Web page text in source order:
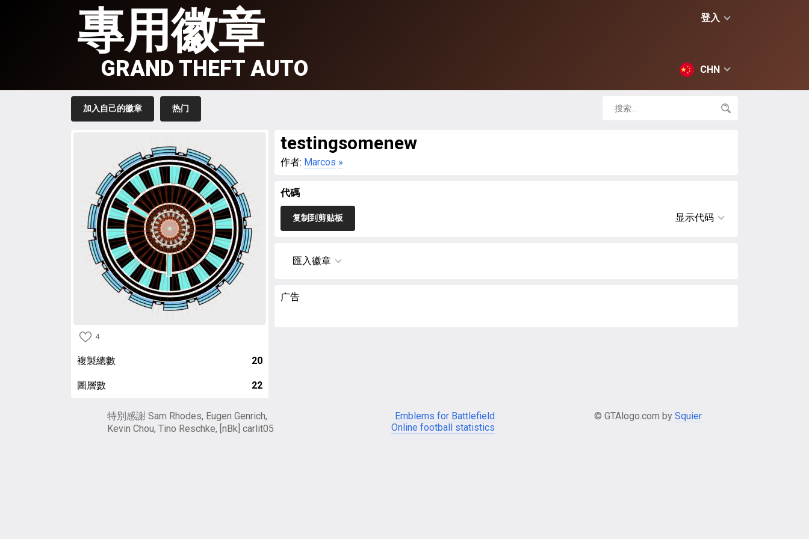
登入
CHN
專用徽章
GRAND THEFT AUTO
加入自己的徽章 热门
4
複製總數 20
圖層數 22
testingsomenew
作者: Marcos »
代碼
复制到剪贴板 显示代码
匯入徽章
广告
特別感謝 Sam Rhodes, Eugen Genrich,
Kevin Chou, Tino Reschke, [nBk] carlit05
Emblems for Battlefield
Online football statistics
© GTAlogo.com by Squier